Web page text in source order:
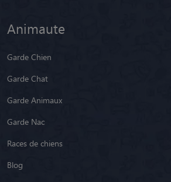
Animaute
Garde Chien
Garde Chat
Garde Animaux
Garde Nac
Races de chiens
Blog